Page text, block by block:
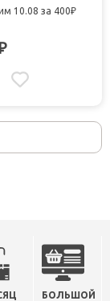
10.08 за 400₽
БОЛЬШОЙ